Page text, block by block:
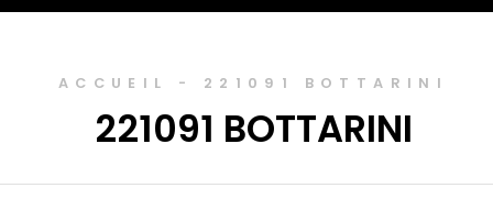
ACCUEIL - 221091 BOTTARINI
221091 BOTTARINI